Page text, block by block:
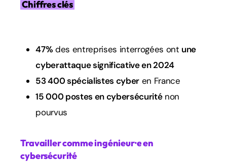
Chiffres clés
47% des entreprises interrogées ont une
cyberattaque significative en 2024
53 400 spécialistes cyberen France
15 000 postes en cybersécuriténon
pourvus
Travaillercommeingénieur·een
cybersécurité